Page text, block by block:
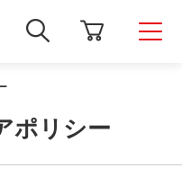
新
し
ウ
で
サ
ポリシー